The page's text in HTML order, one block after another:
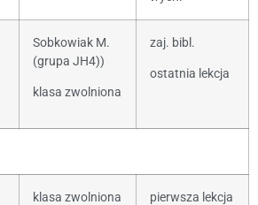
Sobkowiak M.
(grupa JH4))
klasa zwolniona
zaj. bibl.
ostatnia lekcja
klasa zwolniona pierwsza lekcja